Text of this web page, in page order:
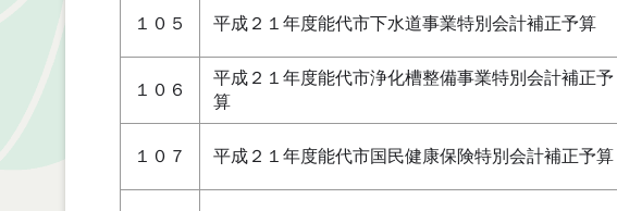
１０５ 平成２１年度能代市下水道事業特別会計補正予算
１０６
平成２１年度能代市浄化槽整備事業特別会計補正予
算
１０７ 平成２１年度能代市国民健康保険特別会計補正予算